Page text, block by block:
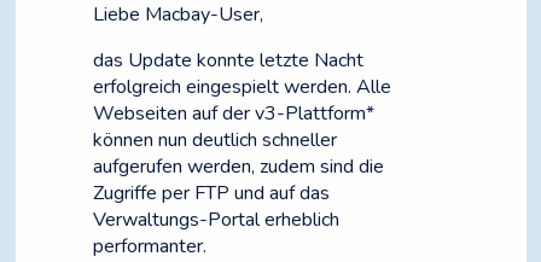
Liebe Macbay-User,
das Update konnte letzte Nacht
erfolgreich eingespielt werden. Alle
Webseiten auf der v3-Plattform*
können nun deutlich schneller
aufgerufen werden, zudem sind die
Zugriffe per FTP und auf das
Verwaltungs-Portal erheblich
performanter.